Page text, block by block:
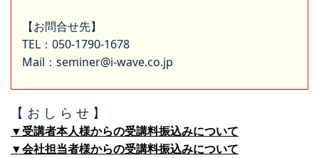
【お問合せ先】
TEL：050-1790-1678
Mail：seminer@i-wave.co.jp
【 お し ら せ 】
▼受講者本人様からの受講料振込みについて
▼会社担当者様からの受講料振込みについて